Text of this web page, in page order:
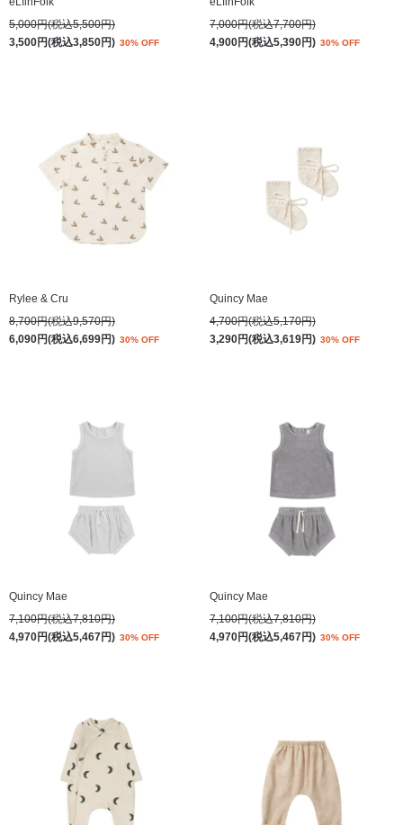
5,000円(税込5,500円)
3,500円(税込3,850円) 30% OFF
7,000円(税込7,700円)
4,900円(税込5,390円) 30% OFF
Rylee & Cru
8,700円(税込9,570円)
6,090円(税込6,699円) 30% OFF
Quincy Mae
4,700円(税込5,170円)
3,290円(税込3,619円) 30% OFF
Quincy Mae
7,100円(税込7,810円)
4,970円(税込5,467円) 30% OFF
Quincy Mae
7,100円(税込7,810円)
4,970円(税込5,467円) 30% OFF